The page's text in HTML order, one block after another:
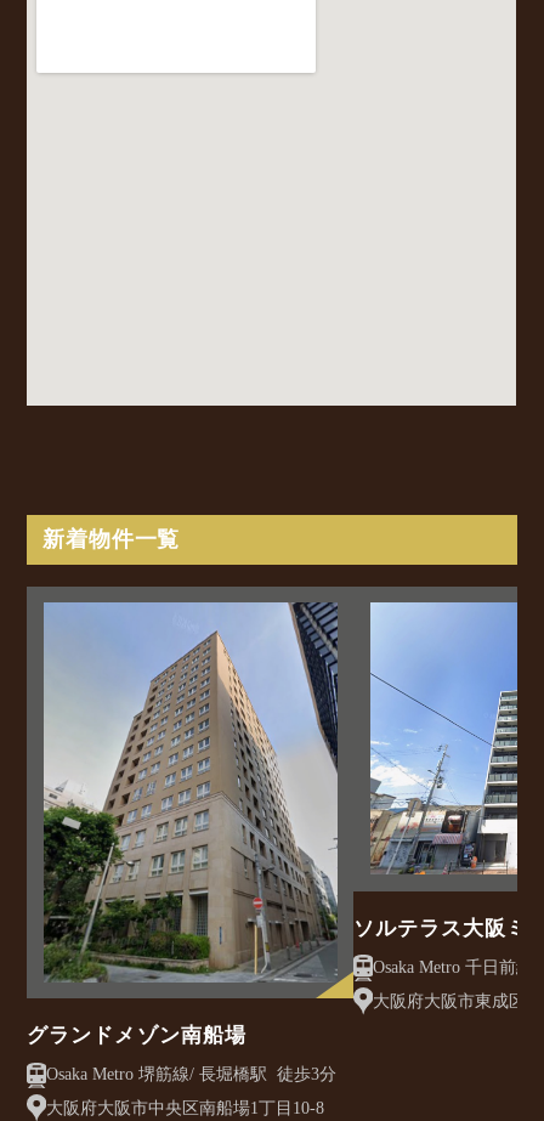
新着物件一覧
グランドメゾン南船場
Osaka Metro 堺筋線/ 長堀橋駅 徒歩3分
大阪府大阪市中央区南船場1丁目10-8
ソルテラス大阪ミ
クレアスト
大阪府大阪市東成区